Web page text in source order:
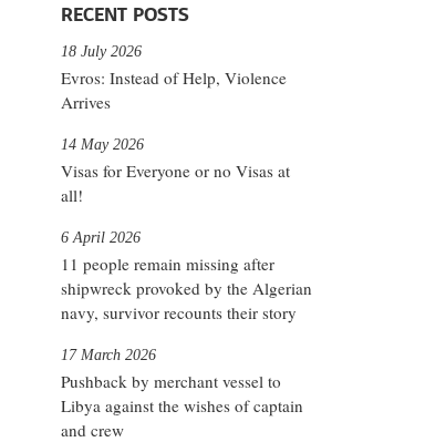
RECENT POSTS
Evros: Instead of Help, Violence
Arrives
18 July 2026
Visas for Everyone or no Visas at
all!
14 May 2026
11 people remain missing after
shipwreck provoked by the Algerian
navy, survivor recounts their story
6 April 2026
Pushback by merchant vessel to
Libya against the wishes of captain
and crew
17 March 2026